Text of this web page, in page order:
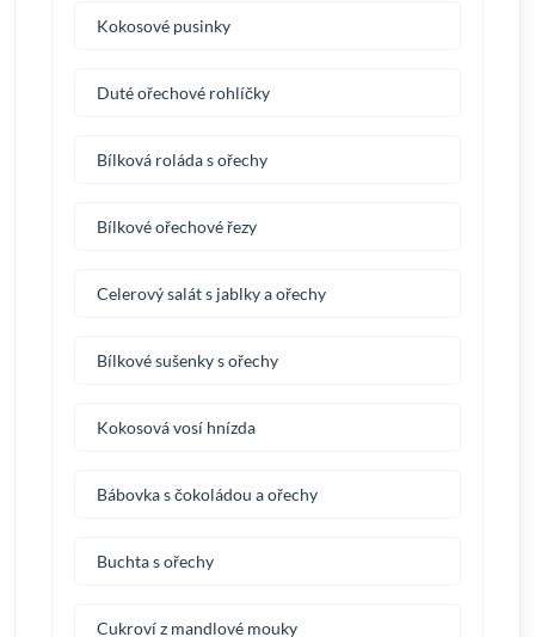
Kokosové pusinky
Duté ořechové rohlíčky
Bílková roláda s ořechy
Bílkové ořechové řezy
Celerový salát s jablky a ořechy
Bílkové sušenky s ořechy
Kokosová vosí hnízda
Bábovka s čokoládou a ořechy
Buchta s ořechy
Cukroví z mandlové mouky